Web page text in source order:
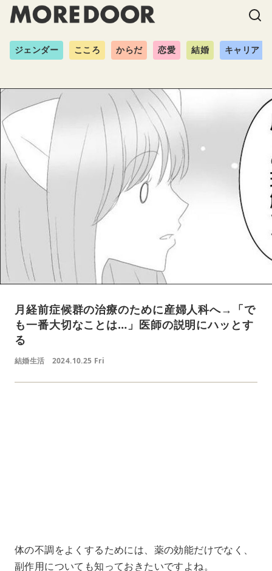
ジェンダー こころ からだ 恋愛 結婚 キャリア
月経前症候群の治療のために産婦人科へ→「で
も一番大切なことは…」医師の説明にハッとす
る
結婚生活 2024.10.25 Fri
体の不調をよくするためには、薬の効能だけでなく、
副作用についても知っておきたいですよね。